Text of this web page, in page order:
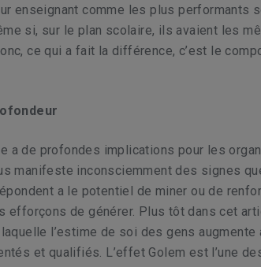
enseignant comme les plus performants
si, sur le plan scolaire, ils avaient les
ce qui a fait la différence, c’est le
a de profondes implications pour les
manifeste inconsciemment des signes
a le potentiel de miner ou de
efforçons de générer. Plus tôt dans cet
l’estime de soi des gens augmente
et qualifiés. L’effet Golem est l’une